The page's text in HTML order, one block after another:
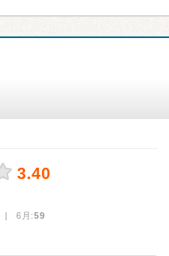
3.40
| 6月:59